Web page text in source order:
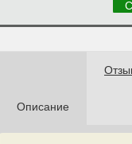
Описание